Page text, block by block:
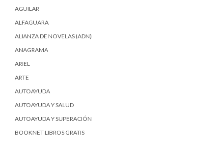
AGUILAR
ALFAGUARA
ALIANZA DE NOVELAS (ADN)
ANAGRAMA
ARIEL
ARTE
AUTOAYUDA
AUTOAYUDA Y SALUD
AUTOAYUDA Y SUPERACIÓN
BOOKNET LIBROS GRATIS